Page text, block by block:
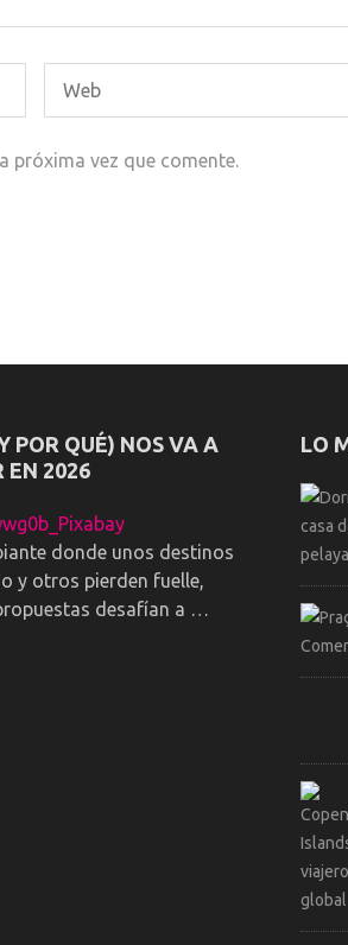
próxima vez que comente.
POR QUÉ) NOS VA A
EN 2026
donde unos destinos
y otros pierden fuelle,
desafían a …
LO